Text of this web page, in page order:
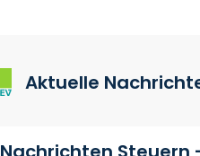
Aktuelle